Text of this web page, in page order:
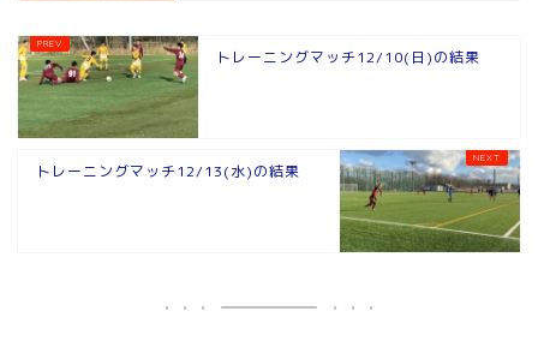
トレーニングマッチ12/10(日)の結果
トレーニングマッチ12/13(水)の結果